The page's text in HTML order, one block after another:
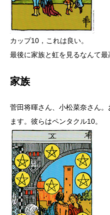
カップ10，これは良い。
最後に家族と虹を見るなんて最
家族
菅田将暉さん、小松菜奈さん
ます。彼らはペンタクル10。